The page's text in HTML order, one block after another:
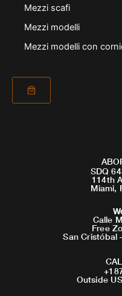
Mezzi scafi
Mezzi modelli
Mezzi modelli con
SDQ
114th
Miami,
Calle
Free
San Cristóbal
Outside